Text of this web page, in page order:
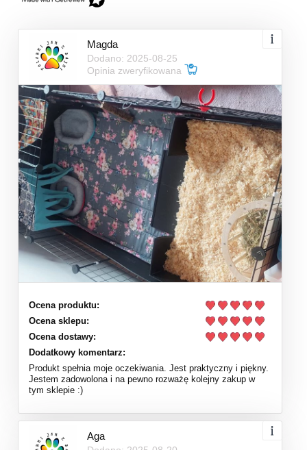
Magda
Dodano: 2025-08-25
Opinia zweryfikowana
Ocena produktu:
Ocena sklepu:
Ocena dostawy:
Dodatkowy komentarz:
Produkt spełnia moje oczekiwania. Jest praktyczny i piękny.
Jestem zadowolona i na pewno rozważę kolejny zakup w
tym sklepie :)
Aga